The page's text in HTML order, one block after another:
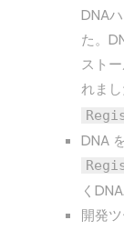
DNA
た。
スト
れまし
DNA
く
開発